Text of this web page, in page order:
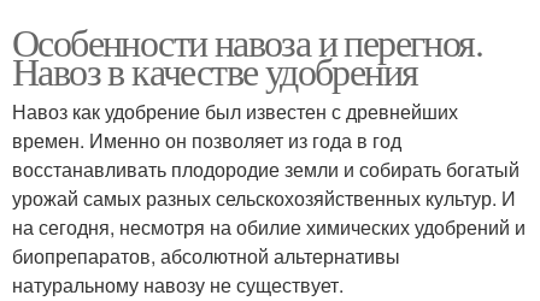
Особенности навоза и перегноя.
Навоз в качестве удобрения
Навоз как удобрение был известен с древнейших
времен. Именно он позволяет из года в год
восстанавливать плодородие земли и собирать богатый
урожай самых разных сельскохозяйственных культур. И
на сегодня, несмотря на обилие химических удобрений и
биопрепаратов, абсолютной альтернативы
натуральному навозу не существует.